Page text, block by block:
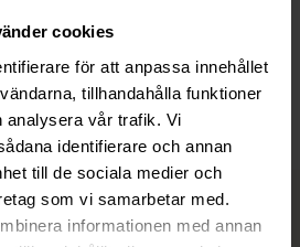
cookies
för att anpassa innehållet
tillhandahålla funktioner
analysera vår trafik. Vi
identifierare och annan
till de sociala medier och
som vi samarbetar med.
informationen med annan
kontakta oss gärna